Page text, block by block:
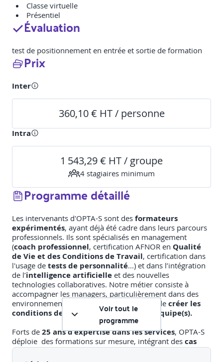
Classe virtuelle
Présentiel
Évaluation
test de positionnement en entrée et sortie de formation
Prix
Inter
360,10 € HT / personne
Intra
1 543,29 € HT / groupe
4 stagiaires minimum
Programme détaillé
Les intervenants d'OPTA-S sont des formateurs
expérimentés, ayant déjà été cadre dans leurs parcours
professionnels. Ils sont spécialisés en management
(coach professionnel, certification AFNOR en Qualité
de Vie et des Conditions de Travail, certification dans
l'usage de tests de personnalité...) et dans l’intégration
de l’intelligence artificielle et des nouvelles
technologies collaboratives. Notre métier consiste à
accompagner les managers, particulièrement dans des
environnements exigeants de service, afin de créer les
conditions de l’engagement de leur(s) équipe(s).
Forts de 25 ans d’expertise dans les services, OPTA-S
déploie des formations sur mesure, intégrant des cas
pratiques directement inspirés des situations
Voir tout le
programme